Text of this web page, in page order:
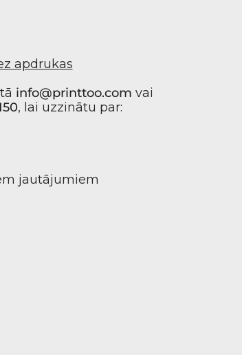
apdrukas
info@printtoo.com vai
, lai uzzinātu par:
jautājumiem